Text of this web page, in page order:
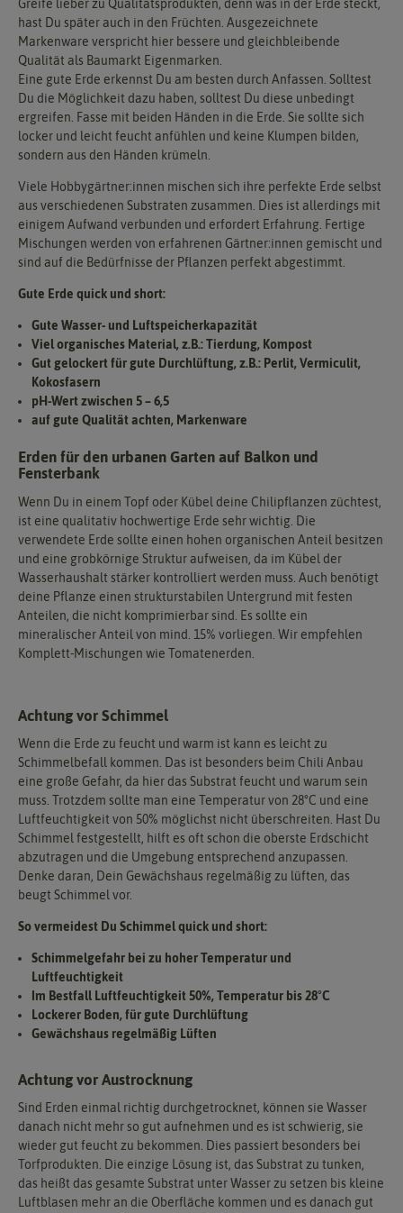
Greife lieber zu Qualitätsprodukten, denn was in der Erde steckt,
hast Du später auch in den Früchten. Ausgezeichnete
Markenware verspricht hier bessere und gleichbleibende
Qualität als Baumarkt Eigenmarken.
Eine gute Erde erkennst Du am besten durch Anfassen. Solltest
Du die Möglichkeit dazu haben, solltest Du diese unbedingt
ergreifen. Fasse mit beiden Händen in die Erde. Sie sollte sich
locker und leicht feucht anfühlen und keine Klumpen bilden,
sondern aus den Händen krümeln.
Viele Hobbygärtner:innen mischen sich ihre perfekte Erde selbst
aus verschiedenen Substraten zusammen. Dies ist allerdings mit
einigem Aufwand verbunden und erfordert Erfahrung. Fertige
Mischungen werden von erfahrenen Gärtner:innen gemischt und
sind auf die Bedürfnisse der Pflanzen perfekt abgestimmt.
Gute Erde quick und short:
Gute Wasser- und Luftspeicherkapazität
Viel organisches Material, z.B.: Tierdung, Kompost
Gut gelockert für gute Durchlüftung, z.B.: Perlit, Vermiculit,
Kokosfasern
pH-Wert zwischen 5 – 6,5
auf gute Qualität achten, Markenware
Erden für den urbanen Garten auf Balkon und
Fensterbank
Wenn Du in einem Topf oder Kübel deine Chilipflanzen züchtest,
ist eine qualitativ hochwertige Erde sehr wichtig. Die
verwendete Erde sollte einen hohen organischen Anteil besitzen
und eine grobkörnige Struktur aufweisen, da im Kübel der
Wasserhaushalt stärker kontrolliert werden muss. Auch benötigt
deine Pflanze einen strukturstabilen Untergrund mit festen
Anteilen, die nicht komprimierbar sind. Es sollte ein
mineralischer Anteil von mind. 15% vorliegen. Wir empfehlen
Komplett-Mischungen wie Tomatenerden.
Achtung vor Schimmel
Wenn die Erde zu feucht und warm ist kann es leicht zu
Schimmelbefall kommen. Das ist besonders beim Chili Anbau
eine große Gefahr, da hier das Substrat feucht und warum sein
muss. Trotzdem sollte man eine Temperatur von 28°C und eine
Luftfeuchtigkeit von 50% möglichst nicht überschreiten. Hast Du
Schimmel festgestellt, hilft es oft schon die oberste Erdschicht
abzutragen und die Umgebung entsprechend anzupassen.
Denke daran, Dein Gewächshaus regelmäßig zu lüften, das
beugt Schimmel vor.
So vermeidest Du Schimmel quick und short:
Schimmelgefahr bei zu hoher Temperatur und
Luftfeuchtigkeit
Im Bestfall Luftfeuchtigkeit 50%, Temperatur bis 28°C
Lockerer Boden, für gute Durchlüftung
Gewächshaus regelmäßig Lüften
Achtung vor Austrocknung
Sind Erden einmal richtig durchgetrocknet, können sie Wasser
danach nicht mehr so gut aufnehmen und es ist schwierig, sie
wieder gut feucht zu bekommen. Dies passiert besonders bei
Torfprodukten. Die einzige Lösung ist, das Substrat zu tunken,
das heißt das gesamte Substrat unter Wasser zu setzen bis kleine
Luftblasen mehr an die Oberfläche kommen und es danach gut